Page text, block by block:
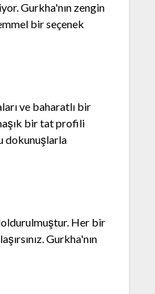
Gurkha'nın zengin
bir seçenek
ve baharatlı bir
bir tat profili
dokunuşlarla
Her bir
Gurkha'nın